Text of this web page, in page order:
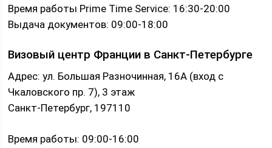
Время работы Prime Time Service: 16:30-20:00
Выдача документов: 09:00-18:00
Визовый центр Франции в Санкт-Петербурге
Адрес: ул. Большая Разночинная, 16А (вход с
Чкаловского пр. 7), 3 этаж
Санкт-Петербург, 197110
Время работы: 09:00-16:00